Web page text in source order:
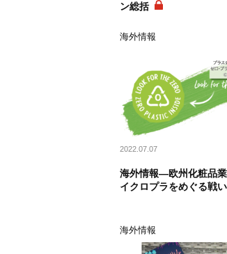
ン総括
海外情報
2022.07.07
海外情報―欧州化粧品
イクロプラをめぐる戦い
海外情報